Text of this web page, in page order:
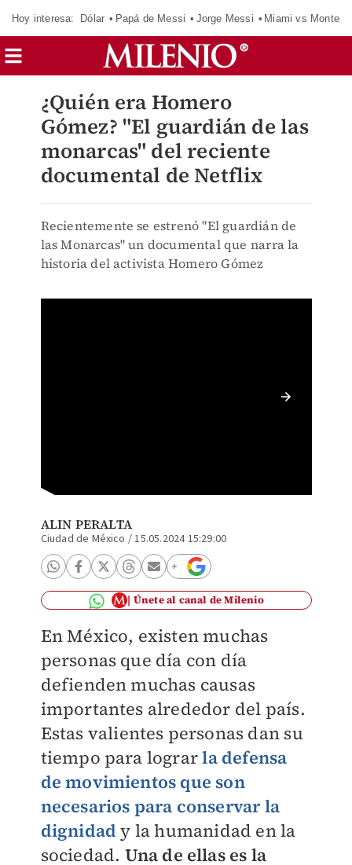
Hoy interesa: Dólar Papá de Messi Jorge Messi Miami vs
¿Quién era Homero
Gómez? "El guardián de las
monarcas" del reciente
documental de Netflix
Recientemente se estrenó "El guardián de
las Monarcas" un documental que narra la
historia del activista Homero Gómez
ALIN PERALTA
Ciudad de México /15.05.2024 15:29:00
Únete al canal de Milenio
En México, existen muchas
personas que día con día
defienden muchas causas
importantes alrededor del país.
Estas valientes personas dan su
tiempo para lograrla defensa
de movimientos que son
necesarios para conservar la
dignidad y la humanidad en la
sociedad. Una de ellas es la